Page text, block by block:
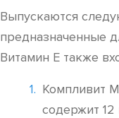
Выпускаются
предназначенные
Витамин Е также
Компливит
содержит 12